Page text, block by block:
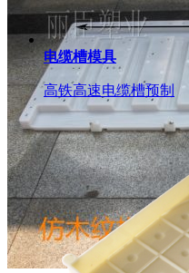
电缆槽模具
高铁高速电缆槽预制